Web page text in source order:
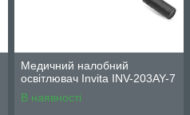
Медичний налобний
освітлювач Invita INV-203AY-7
В наявності